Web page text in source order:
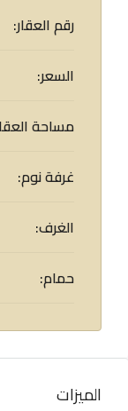
رقم العقار:
السعر:
مساحة
غرفة نوم:
الغرف:
حمام:
الميزات